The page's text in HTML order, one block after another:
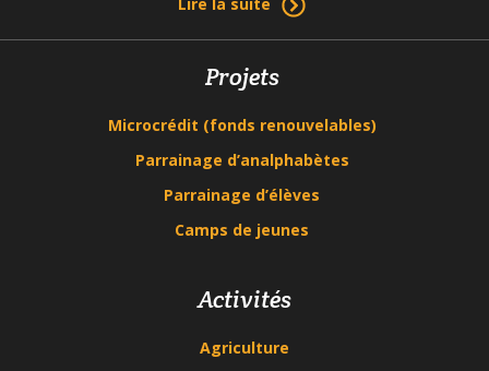
Projets
Microcrédit (fonds renouvelables)
Parrainage d’analphabètes
Parrainage d’élèves
Camps de jeunes
Activités
Agriculture